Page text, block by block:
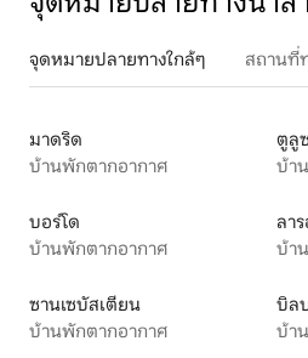
จุดหมายปลายทางใกล้ๆ สถานที่
มาดริด
บ้านพักตากอากาศ
ตูลูซ
บ้า
บอร์โด
บ้านพักตากอากาศ
ลา
บ้า
ซานเซบัสเตียน
บ้านพักตากอากาศ
บิล
บ้า